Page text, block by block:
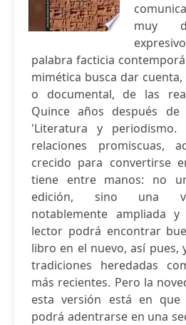
muy
palabra facticia
mimética busca dar
o documental, de las
Quince años después
'Literatura y
relaciones promiscuas,
crecido para convertirse
tiene entre manos: no
edición, sino una
notablemente ampliada
lector podrá encontrar
libro en el nuevo, así pues,
tradiciones heredadas
más recientes. Pero la
esta versión está en
podrá adentrarse en una